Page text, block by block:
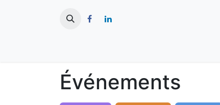
Événements